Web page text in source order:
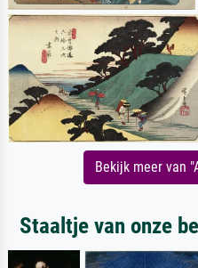
Bekijk meer van
Staaltje van onze